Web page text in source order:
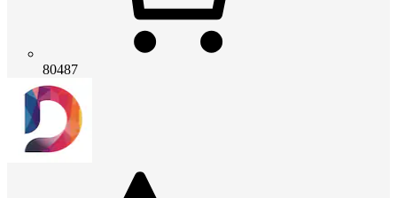
80487